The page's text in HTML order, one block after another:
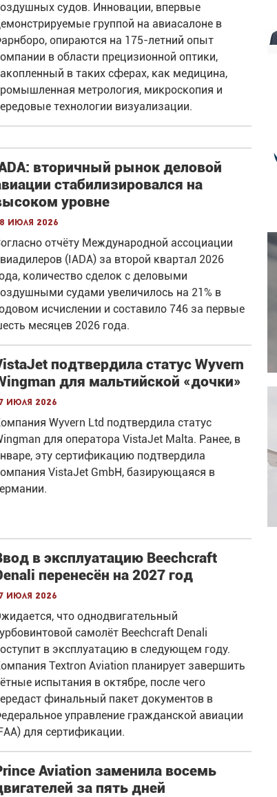
судов. Инновации, впервые
группой на авиасалоне в
опираются на 175-летний опыт
в области прецизионной оптики,
в таких сферах, как медицина,
метрология, микроскопия и
технологии визуализации.
вторичный рынок деловой
стабилизировался на
уровне
июля 2026
отчёту Международной ассоциации
(IADA) за второй квартал 2026
количество сделок с деловыми
судами увеличилось на 21% в
исчислении и составило 746 за первые
месяцев 2026 года.
подтвердила статус Wyvern
для мальтийской «дочки»
июля 2026
Wyvern Ltd подтвердила статус
для оператора VistaJet Malta. Ранее, в
эту сертификацию подтвердила
VistaJet GmbH, базирующаяся в
в эксплуатацию Beechcraft
перенесён на 2027 год
июля 2026
что однодвигательный
самолёт Beechcraft Denali
в эксплуатацию в следующем году.
Textron Aviation планирует завершить
испытания в октябре, после чего
финальный пакет документов в
управление гражданской авиации
для сертификации.
Aviation заменила восемь
за пять дней